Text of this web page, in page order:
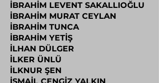
İBRAHİM LEVENT SAKALLIOĞLU
İBRAHİM MURAT CEYLAN
İBRAHİM TUNCA
İBRAHİM YETİŞ
İLHAN DÜLGER
İLKER ÜNLÜ
İLKNUR ŞEN